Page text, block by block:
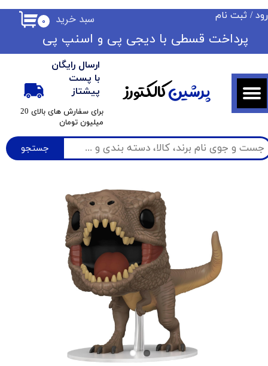
جستجو
ارسال رایگان
با پست
پیشتاز
​برای سفارش های بالای 20
میلیون تومان
۰ سبد خرید / ثبت نام
حساب کاربری من
تغییر گذر واژه
سفارشات
خروج از حساب کاربری
​​پرداخت قسطی با دیجی پی ​​​​​​​و اسنپ پی
پرشینکالکتورز